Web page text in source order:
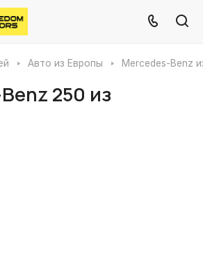
Авто из Европы Mercedes-Benz
250 из